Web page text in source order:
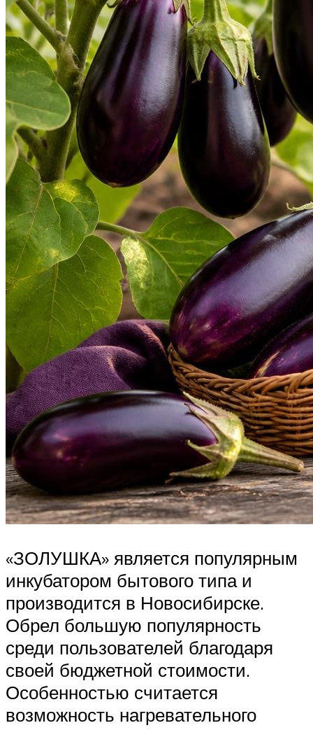
«ЗОЛУШКА» является популярным
инкубатором бытового типа и
производится в Новосибирске.
Обрел большую популярность
среди пользователей благодаря
своей бюджетной стоимости.
Особенностью считается
возможность нагревательного